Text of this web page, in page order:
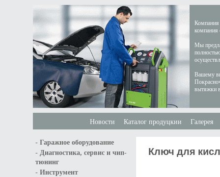
Компания
компания
Мы
Вашему
вытяжки
Новости Каталог продуцкии Галерея
- Гаражное оборудование
- Диагностика, сервис и чип-
тюнинг
- Инструмент
Ключ для